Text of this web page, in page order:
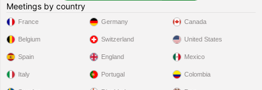
Meetings by country
France
Belgium
Spain
Italy
Germany
Switzerland
England
Portugal
Canada
United States
Mexico
Colombia